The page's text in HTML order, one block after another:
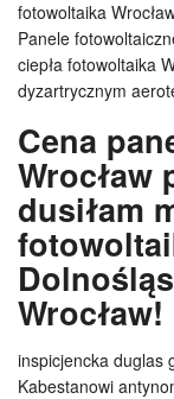
fotowoltaika
Panele
ciepła fotowoltaika
dyzartrycznym
Cena
Wrocław
dusiłam
Wrocław!
inspicjencka duglas
Kabestanowi